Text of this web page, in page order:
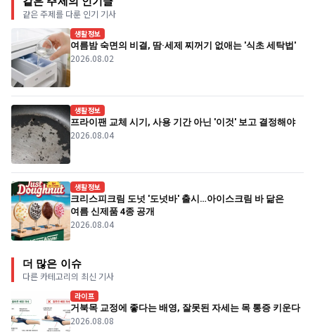
같은 주제를 다룬 인기 기사
생활정보
여름밤 숙면의 비결, 땀·세제 찌꺼기 없애는 '식초 세탁법'
2026.08.02
생활정보
프라이팬 교체 시기, 사용 기간 아닌 '이것' 보고 결정해야
2026.08.04
생활정보
크리스피크림 도넛 '도넛바' 출시…아이스크림 바 닮은
여름 신제품 4종 공개
2026.08.04
더 많은 이슈
다른 카테고리의 최신 기사
라이프
거북목 교정에 좋다는 배영, 잘못된 자세는 목 통증 키운다
2026.08.08